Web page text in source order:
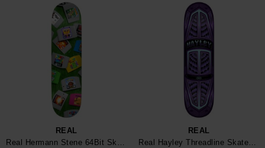
REAL
Real Hermann Stene 64Bit Skateboard
REAL
Real Hayley Threadline Skateboard